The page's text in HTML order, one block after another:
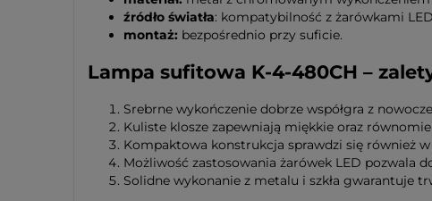
źródło światła: kompatybilność z żarówkami
montaż: bezpośrednio przy suficie.
Lampa sufitowa K-4-480CH –
Srebrne wykończenie dobrze współgra z
Kuliste klosze zapewniają miękkie oraz
Kompaktowa konstrukcja sprawdzi się również
Możliwość zastosowania żarówek LED pozwala
Solidne wykonanie z metalu i szkła gwarantuje